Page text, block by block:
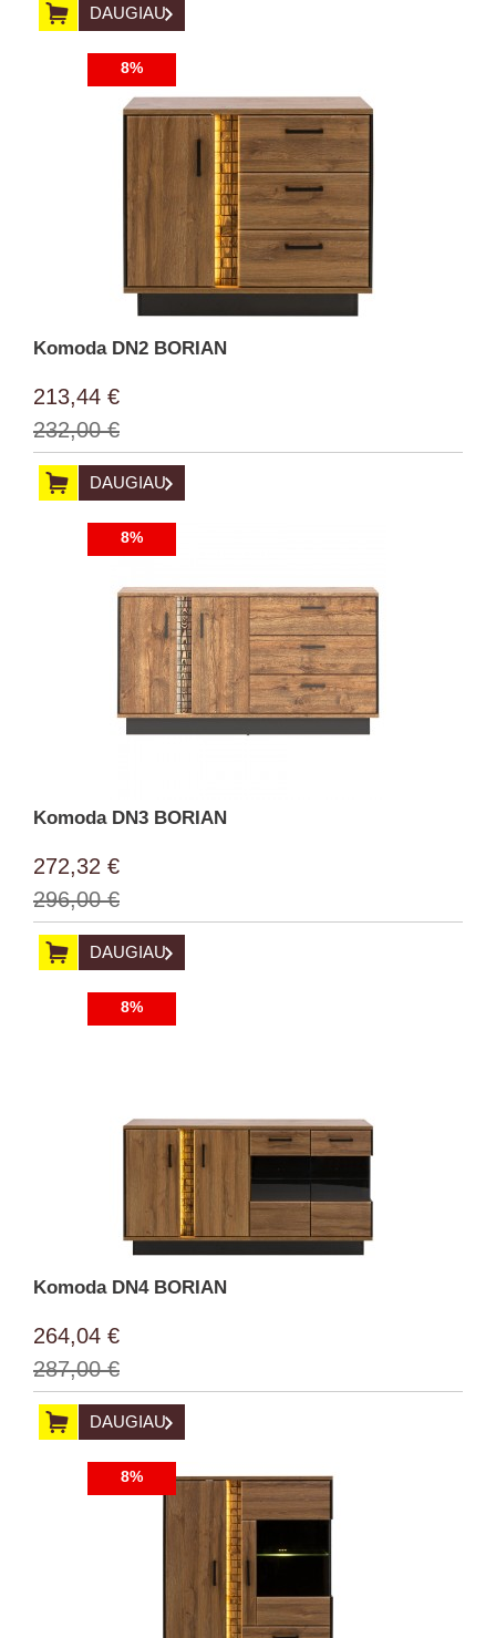
DAUGIAU
8%
Komoda DN2 BORIAN
213,44 €
232,00 €
DAUGIAU
8%
Komoda DN3 BORIAN
272,32 €
296,00 €
DAUGIAU
8%
Komoda DN4 BORIAN
264,04 €
287,00 €
DAUGIAU
8%